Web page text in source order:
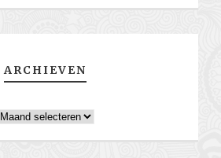
ARCHIEVEN
Archieven